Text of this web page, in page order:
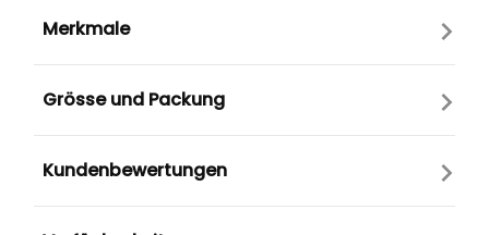
Merkmale
Grösse und Packung
Kundenbewertungen